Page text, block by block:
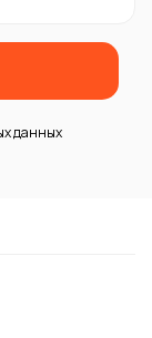
данных